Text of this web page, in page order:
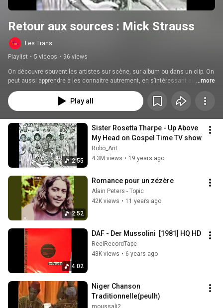
Retour aux sources : Mick Strauss
Les Trans
Playlist • 5 videos • 96 views
On découvre souvent les artistes sur scène, sur album ou dans un clip. On
peut aussi apprendre à les connaître autrement, en s’intéressant aux
groupes et aux morceaux qui les inspirent ou les ont inspirés, et qui sont
même parfois à la source de leur cheminement musical.
...more
Play all
2:55
Sister Rosetta Tharpe - Up Above
My Head on Gospel Time TV show
Robo_Ant
4.3M views • 19 years ago
2:52
Romance pour un zézère
Alain Peters - Topic
42K views • 11 years ago
4:02
DAF - Der Mussolini  [1981] HQ HD
ReelRecordTape
43K views • 6 years ago
Niger Chanson
Traditionnelle(peulh)
moussali2